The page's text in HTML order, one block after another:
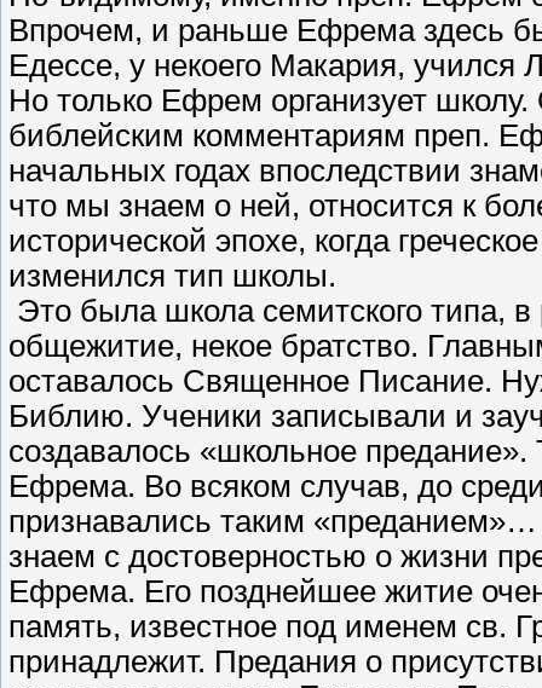
Впрочем, и раньше Ефрема здесь
Едессе, у некоего Макария,
Но только Ефрем организует
библейским комментариям преп.
начальных годах впоследствии
что мы знаем о ней, относится к
исторической эпохе, когда
изменился тип школы.
Это была школа семитского типа,
общежитие, некое братство.
оставалось Священное Писание.
Библию. Ученики записывали и
создавалось «школьное
Ефрема. Во всяком случав, до
признавались таким
знаем с достоверностью о жизни
Ефрема. Его позднейшее житие
память, известное под именем св.
принадлежит. Предания о